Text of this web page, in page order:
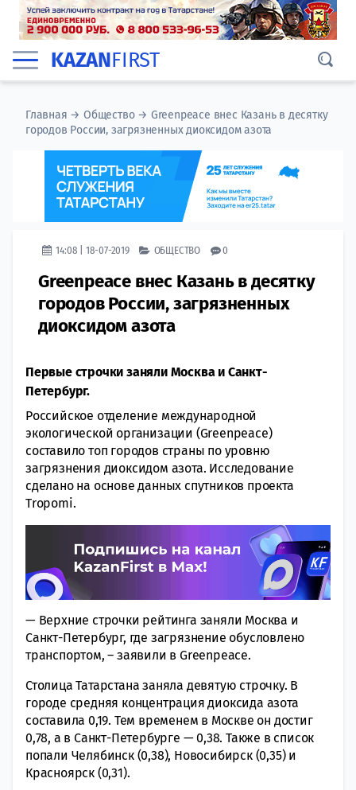
KAZANFIRST
Главная →Общество→ Greenpeace внес Казань в десятку
городов России, загрязненных диоксидом азота
14:08 | 18-07-2019 ОБЩЕСТВО 0
Greenpeace внес Казань в десятку
городов России, загрязненных
диоксидом азота
Первые строчки заняли Москва и Санкт-
Петербург.
Российское отделение международной
экологической организации (Greenpeace)
составило топ городов страны по уровню
загрязнения диоксидом азота. Исследование
сделано на основе данных спутников проекта
Tropomi.
— Верхние строчки рейтинга заняли Москва и
Санкт-Петербург, где загрязнение обусловлено
транспортом, – заявили в Greenpeace.
Столица Татарстана заняла девятую строчку. В
городе средняя концентрация диоксида азота
составила 0,19. Тем временем в Москве он достиг
0,78, а в Санкт-Петербурге — 0,38. Также в список
попали Челябинск (0,38), Новосибирск (0,35) и
Красноярск (0,31).